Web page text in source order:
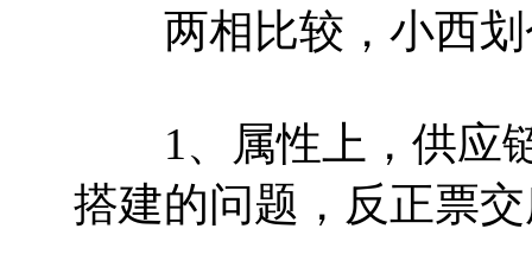
两相比较，小西划
1、属性上，供应链
搭建的问题，反正票